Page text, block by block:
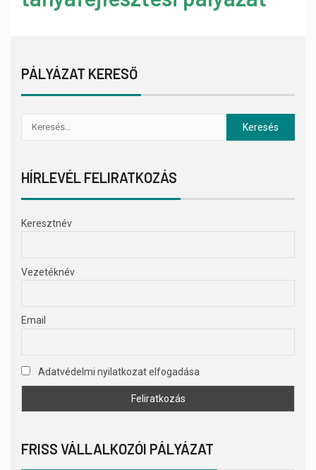
PÁLYÁZAT KERESŐ
HÍRLEVÉL FELIRATKOZÁS
Keresztnév
Vezetéknév
Email
Adatvédelmi nyilatkozat elfogadása
FRISS VÁLLALKOZÓI PÁLYÁZAT